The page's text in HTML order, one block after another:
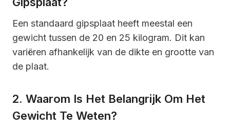
Een standaard gipsplaat heeft meestal een
gewicht tussen de 20 en 25 kilogram. Dit kan
variëren afhankelijk van de dikte en grootte van
de plaat.
2. Waarom Is Het Belangrijk Om Het
Gewicht Te Weten?